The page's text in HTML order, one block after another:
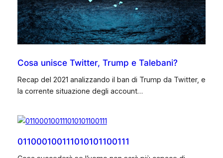
Cosa unisce Twitter, Trump e Talebani?
Recap del 2021 analizzando il ban di Trump da Twitter, e
la corrente situazione degli account…
011000100111010101100111